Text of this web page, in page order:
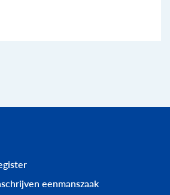
eenmanszaak